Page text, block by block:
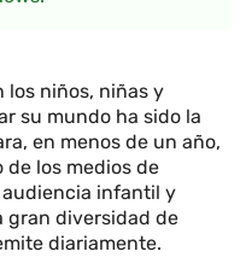
los niños, niñas y
su mundo ha sido la
en menos de un año,
de los medios de
infantil y
gran diversidad de
diariamente.